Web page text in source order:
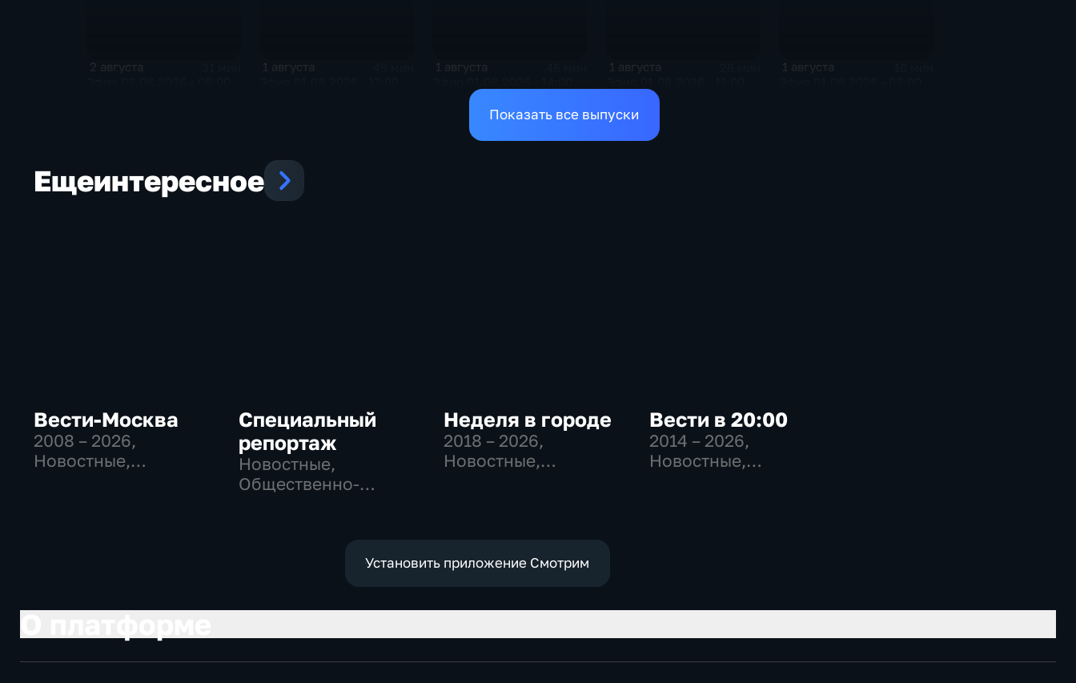
2 августа 1 августа 1 августа 1 августа 1 августа
Показать все выпуски
Ещеинтересное
Вести-Москва
2008 – 2026,
Новостные,
Специальный
репортаж
Новостные,
Общественно-
Неделя в городе
2018 – 2026,
Новостные,
Вести в 20:00
2014 – 2026,
Новостные,
Установить приложение Смотрим